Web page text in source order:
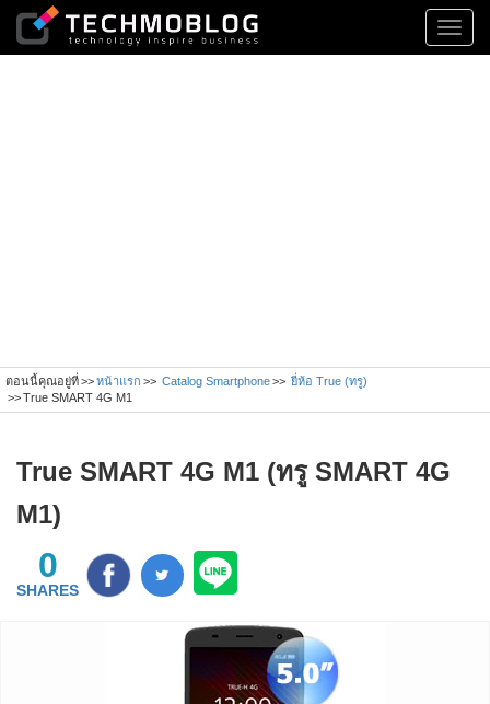
ตอนนี้คุณอยู่ที่ หน้าแรก Catalog Smartphone
ยี่ห้อ True (ทรู)
True SMART 4G M1
True SMART 4G M1 (ทรู SMART 4G
M1)
0
SHARES